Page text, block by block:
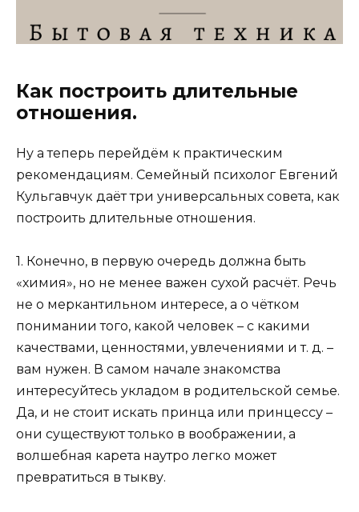
Как построить длительные
отношения.
Ну а теперь перейдём к практическим
рекомендациям. Семейный психолог Евгений
Кульгавчук даёт три универсальных совета, как
построить длительные отношения.
1. Конечно, в первую очередь должна быть
«химия», но не менее важен сухой расчёт. Речь
не о меркантильном интересе, а о чётком
понимании того, какой человек – с какими
качествами, ценностями, увлечениями и т. д. –
вам нужен. В самом начале знакомства
интересуйтесь укладом в родительской семье.
Да, и не стоит искать принца или принцессу –
они существуют только в воображении, а
волшебная карета наутро легко может
превратиться в тыкву.